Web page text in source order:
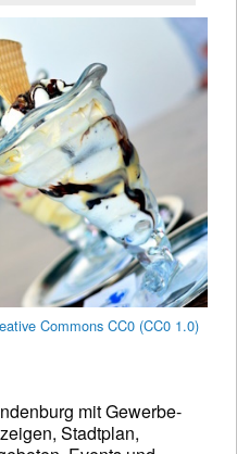
Commons CC0 (CC0 1.0)
mit Gewerbe-
Stadtplan,